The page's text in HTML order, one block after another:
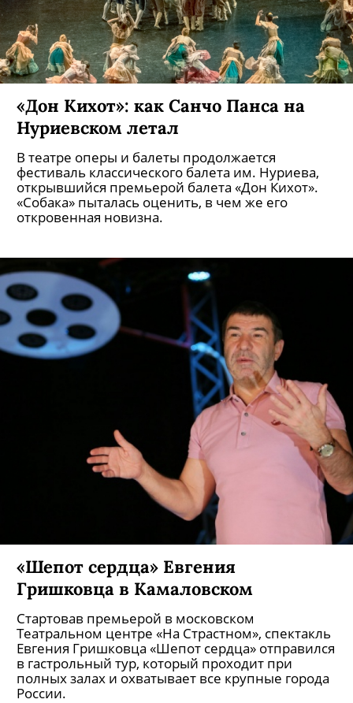
«Дон Кихот»: как Санчо Панса на
Нуриевском летал
В театре оперы и балеты продолжается
фестиваль классического балета им. Нуриева,
открывшийся премьерой балета «Дон Кихот».
«Собака» пыталась оценить, в чем же его
откровенная новизна.
«Шепот сердца» Евгения
Гришковца в Камаловском
Стартовав премьерой в московском
Театральном центре «На Страстном», спектакль
Евгения Гришковца «Шепот сердца» отправился
в гастрольный тур, который проходит при
полных залах и охватывает все крупные города
России.